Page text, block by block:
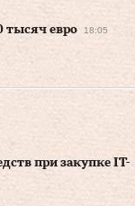
тысяч евро
18:05
при закупке IT-